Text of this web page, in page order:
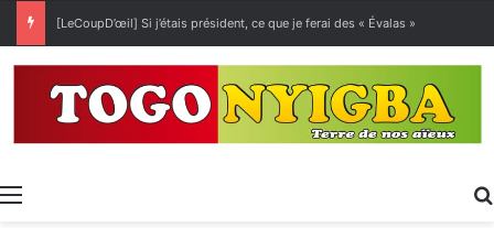
[LeCoupD’œil] Si j’étais président, ce que je ferai des « Évalas »
Menu